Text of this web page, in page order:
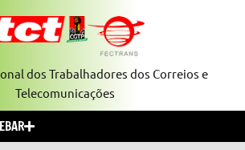
dos Trabalhadores dos Correios e
Telecomunicações